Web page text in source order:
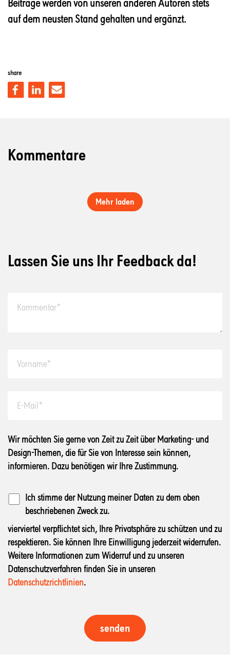
Beiträge werden von unseren anderen Autoren stets
auf dem neusten Stand gehalten und ergänzt.
share
Kommentare
Mehr laden
Lassen Sie uns Ihr Feedback da!
Wir möchten Sie gerne von Zeit zu Zeit über Marketing- und
Design-Themen, die für Sie von Interesse sein können,
informieren. Dazu benötigen wir Ihre Zustimmung.
Ich stimme der Nutzung meiner Daten zu dem oben
beschriebenen Zweck zu.
vierviertel verpflichtet sich, Ihre Privatsphäre zu schützen und zu
respektieren. Sie können Ihre Einwilligung jederzeit widerrufen.
Weitere Informationen zum Widerruf und zu unseren
Datenschutzverfahren finden Sie in unseren
Datenschutzrichtlinien.